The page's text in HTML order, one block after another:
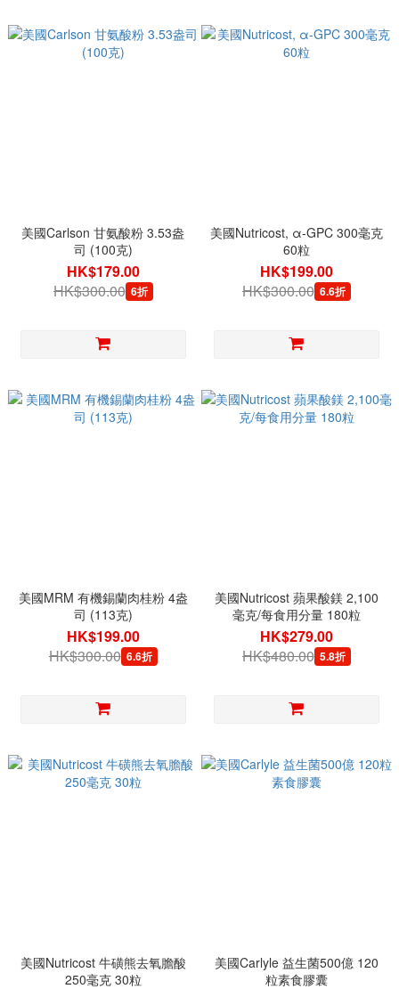
美國Carlson 甘氨酸粉 3.53盎
司 (100克)
HK$179.00
HK$300.00 6折
美國Nutricost, α-GPC 300毫克
60粒
HK$199.00
HK$300.00 6.6折
美國MRM 有機錫蘭肉桂粉 4盎
司 (113克)
HK$199.00
HK$300.00 6.6折
美國Nutricost 蘋果酸鎂 2,100
毫克/每食用分量 180粒
HK$279.00
HK$480.00 5.8折
美國Nutricost 牛磺熊去氧膽酸
250毫克 30粒
美國Carlyle 益生菌500億 120
粒素食膠囊